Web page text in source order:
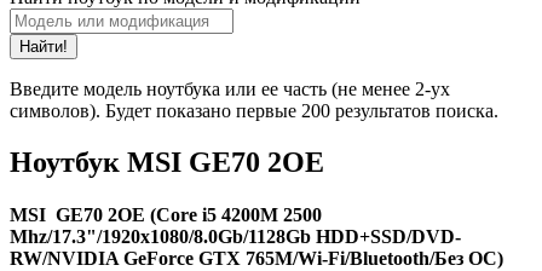
Найти!
Введите модель ноутбука или ее часть (не менее 2-ух
символов). Будет показано первые 200 результатов поиска.
Ноутбук MSI GE70 2OE
MSI GE70 2OE (Core i5 4200M 2500
Mhz/17.3"/1920x1080/8.0Gb/1128Gb HDD+SSD/DVD-
RW/NVIDIA GeForce GTX 765M/Wi-Fi/Bluetooth/Без ОС)